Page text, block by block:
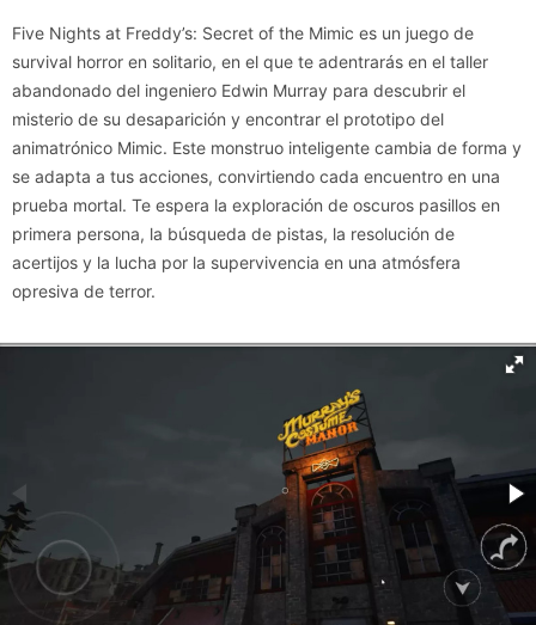
Five Nights at Freddy’s: Secret of the Mimic es un juego de
survival horror en solitario, en el que te adentrarás en el taller
abandonado del ingeniero Edwin Murray para descubrir el
misterio de su desaparición y encontrar el prototipo del
animatrónico Mimic. Este monstruo inteligente cambia de forma y
se adapta a tus acciones, convirtiendo cada encuentro en una
prueba mortal. Te espera la exploración de oscuros pasillos en
primera persona, la búsqueda de pistas, la resolución de
acertijos y la lucha por la supervivencia en una atmósfera
opresiva de terror.